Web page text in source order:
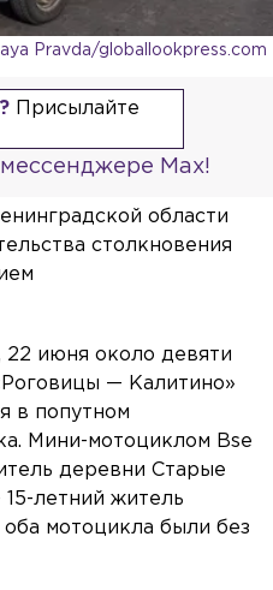
Pravda/globallookpress.com
Присылайте
Max!
области
столкновения
22 июня около девяти
— Калитино»
в попутном
Мини-мотоциклом Bse
деревни Старые
летний житель
мотоцикла были без